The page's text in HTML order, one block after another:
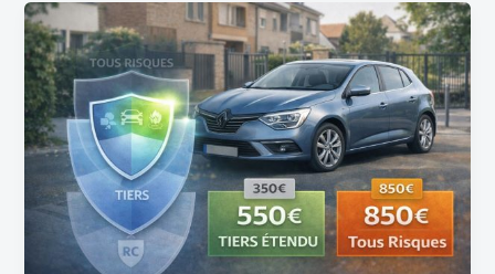
Tiers
étendu
:
Le
compromis
intelligent
entre
économie
protection